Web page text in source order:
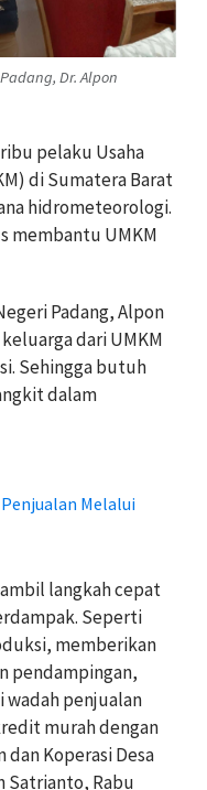
Dr. Alpon
ribu pelaku Usaha
di Sumatera Barat
hidrometeorologi.
membantu UMKM
Padang, Alpon
dari UMKM
Sehingga butuh
dalam
Melalui
langkah cepat
Seperti
memberikan
pendampingan,
wadah penjualan
murah dengan
Koperasi Desa
Satrianto, Rabu